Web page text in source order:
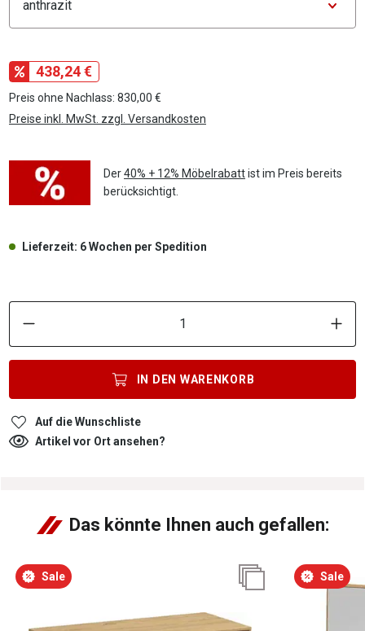
438,24 €
Preis ohne Nachlass: 830,00 €
Preise inkl. MwSt. zzgl. Versandkosten
Der40% + 12% Möbelrabattist im Preis bereits
berücksichtigt.
Lieferzeit: 6 Wochen per Spedition
IN DEN WARENKORB
Auf die Wunschliste
Artikel vor Ort ansehen?
Das könnte Ihnen auch gefallen:
Sale Sale